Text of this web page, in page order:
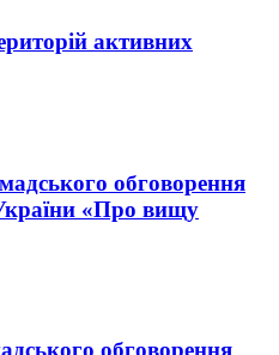
активних
обговорення
«Про вищу
обговорення